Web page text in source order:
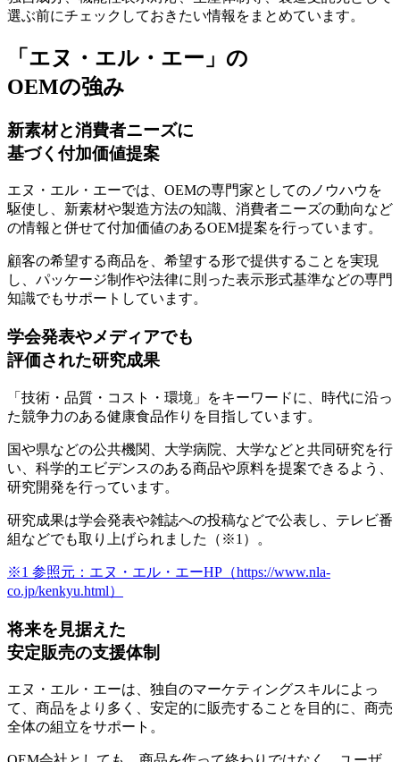
選ぶ前にチェックしておきたい情報をまとめています。
「エヌ・エル・エー」の
OEMの強み
新素材と消費者ニーズに
基づく付加価値提案
エヌ・エル・エーでは、OEMの専門家としてのノウハウを
駆使し、 新素材や製造方法の知識、消費者ニーズの動向など
の情報と併せて付加価値のあるOEM提案を行っています。
顧客の希望する商品を、希望する形で提供することを実現
し、 パッケージ制作や法律に則った表示形式基準などの専門
知識でもサポート しています。
学会発表やメディアでも
評価された研究成果
「技術・品質・コスト・環境」をキーワードに、時代に沿っ
た競争力のある健康食品作りを目指しています。
国や県などの公共機関、大学病院、大学などと共同研究を行
い、科学的エビデンスのある商品や原料を提案できるよう、
研究開発を行っています。
研究成果は学会発表や雑誌への投稿などで公表し、テレビ番
組などでも取り上げられました
（※1）。
※1 参照元：エヌ・エル・エーHP（https://www.nla-
co.jp/kenkyu.html）
将来を見据えた
安定販売の支援体制
エヌ・エル・エーは、 独自のマーケティングスキルによっ
て、商品をより多く、安定的に販売することを目的に、商売
全体の組立をサポート 。